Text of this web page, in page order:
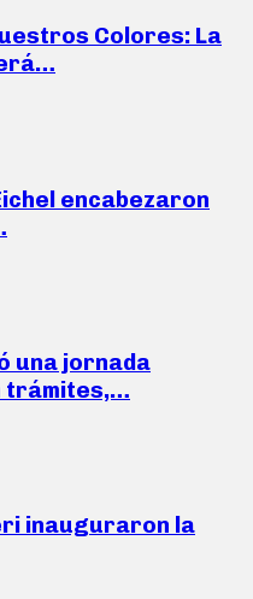
Colores: La
encabezaron
una jornada
trámites,…
inauguraron la